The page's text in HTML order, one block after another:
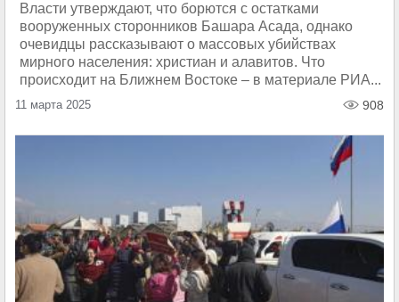
Власти утверждают, что борются с остатками
вооруженных сторонников Башара Асада, однако
очевидцы рассказывают о массовых убийствах
мирного населения: христиан и алавитов. Что
происходит на Ближнем Востоке – в материале РИА...
11 марта 2025 908